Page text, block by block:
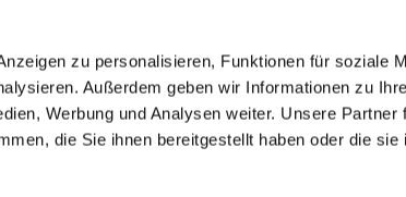
zu personalisieren, Funktionen für soziale
Außerdem geben wir Informationen zu
Werbung und Analysen weiter. Unsere Partner
die Sie ihnen bereitgestellt haben oder die